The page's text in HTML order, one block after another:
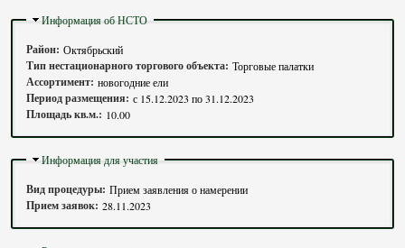
Скрыть
Информация об НСТО
Район: Октябрьский
Тип нестационарного торгового объекта: Торговые палатки
Ассортимент: новогодние ели
Период размещения: с 15.12.2023 по31.12.2023
Площадь кв.м.: 10.00
Скрыть
Информация для участия
Вид процедуры: Прием заявления о намерении
Прием заявок: 28.11.2023